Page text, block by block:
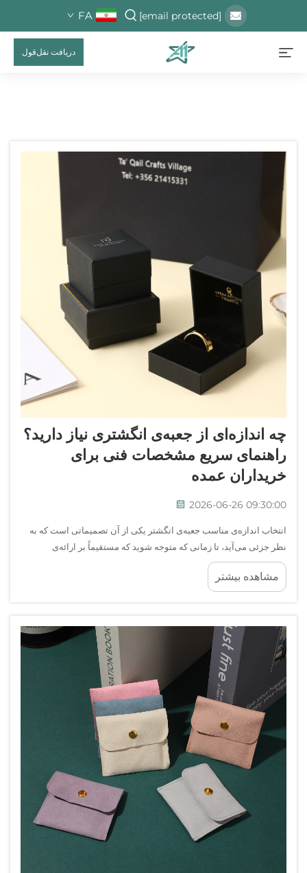
[email protected]
FA
دریافت نقل‌قول
چه اندازه‌ای از جعبه‌ی انگشتری نیاز دارید؟
راهنمای سریع مشخصات فنی برای
خریداران عمده
2026-06-26 09:30:00
انتخاب اندازه‌ی مناسب جعبه‌ی انگشتر یکی از آن تصمیماتی است که به
نظر جزئی می‌آید، تا زمانی که متوجه شوید که مستقیماً بر ارائه‌ی
محصول، تجربه‌ی مشتری و هزینه‌ی بسته‌بندی هر واحد تأثیر می‌گذارد.
برای خریداران عمده — چه شما یک برند جواهرات باشید، چه...
مشاهده بیشتر